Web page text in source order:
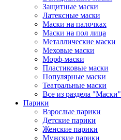
Защитные маски
Латексные маски
Маски на палочках
Маски на пол лица
Металлические маски
Меховые маски
Морф-маски
Пластиковые маски
Популярные маски
Театральные маски
Все из раздела "Маски"
Парики
Взрослые парики
Детские парики
Женские парики
Мужские парики